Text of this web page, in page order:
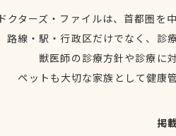
クターズ・ファイルは、首都圏を
路線・駅・行政区だけでなく、診
獣医師の診療方針や診療に
ペットも大切な家族として健康
掲